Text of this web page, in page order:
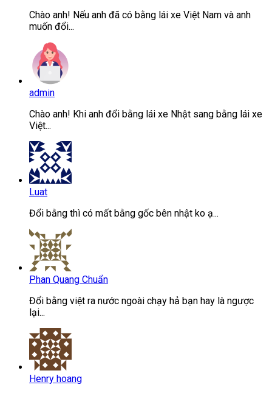
Chào anh! Nếu anh đã có bằng lái xe Việt Nam và anh
muốn đổi...
admin
Chào anh! Khi anh đổi bằng lái xe Nhật sang bằng lái xe
Việt...
Luat
Đổi bằng thì có mất bằng gốc bên nhật ko ạ...
Phan Quang Chuẩn
Đổi bằng việt ra nước ngoài chạy hả bạn hay là ngược
lại...
Henry hoang